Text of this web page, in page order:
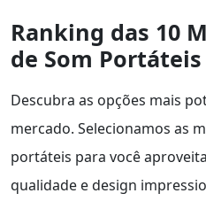
Ranking das 10
de Som
Descubra as opções mais
mercado. Selecionamos as
portáteis para você
qualidade e design